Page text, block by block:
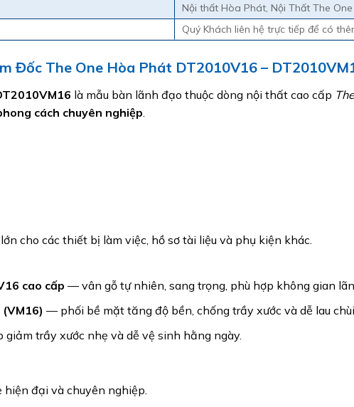
Nội thất Hòa Phát, Nội Thất The
Quý Khách liên hệ trực tiếp để có
Đốc The One Hòa Phát DT2010V16 –
là mẫu bàn lãnh đạo thuộc dòng nội thất cao cấp
cách chuyên nghiệp.
cho các thiết bị làm việc, hồ sơ tài liệu và phụ kiện khác.
cao cấp — vân gỗ tự nhiên, sang trọng, phù hợp không gian
— phối bề mặt tăng độ bền, chống trầy xước và dễ lau
giảm trầy xước nhẹ và dễ vệ sinh hằng ngày.
đại và chuyên nghiệp.